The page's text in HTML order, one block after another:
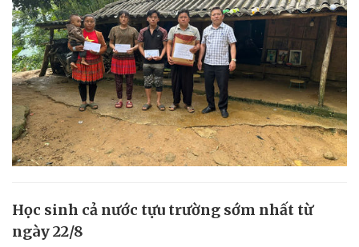
Học sinh cả nước tựu trường sớm nhất từ
ngày 22/8